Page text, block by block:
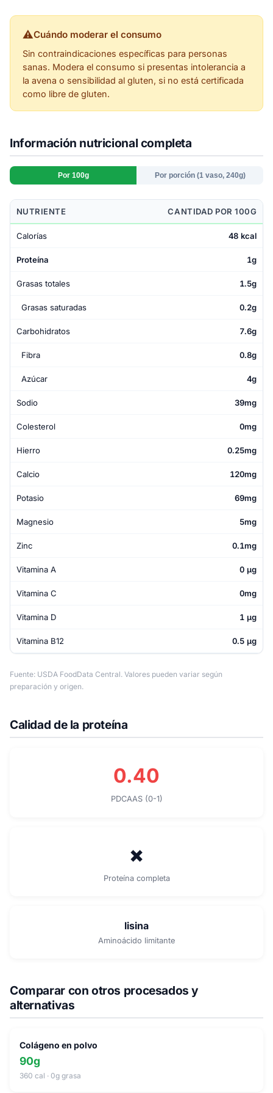
⚠Cuándo moderar el consumo
Sin contraindicaciones específicas para personas
sanas. Modera el consumo si presentas intolerancia a
la avena o sensibilidad al gluten, si no está certificada
como libre de gluten.
Información nutricional completa
Por 100g Por porción (1 vaso, 240g)
NUTRIENTE CANTIDAD POR 100G
Calorías 48 kcal
Proteína 1g
Grasas totales 1.5g
Grasas saturadas 0.2g
Carbohidratos 7.6g
Fibra 0.8g
Azúcar 4g
Sodio 39mg
Colesterol 0mg
Hierro 0.25mg
Calcio 120mg
Potasio 69mg
Magnesio 5mg
Zinc 0.1mg
Vitamina A 0 µg
Vitamina C 0mg
Vitamina D 1 µg
Vitamina B12 0.5 µg
Fuente: USDA FoodData Central. Valores pueden variar según
preparación y origen.
Calidad de la proteína
0.40
PDCAAS (0-1)
✗
Proteína completa
lisina
Aminoácido limitante
Comparar con otros procesados y
alternativas
Colágeno en polvo
90g
360 cal · 0g grasa